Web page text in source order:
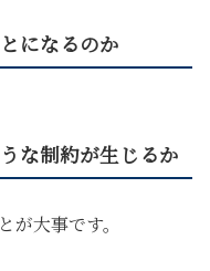
になるのか
な制約が生じるか
が大事です。